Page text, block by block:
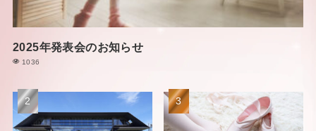
2025年発表会のお知らせ
1036